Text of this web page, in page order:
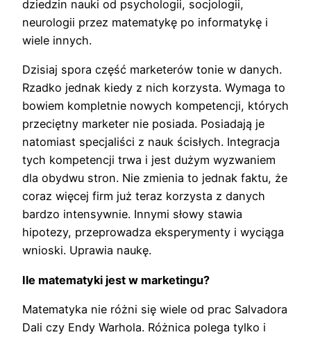
dziedzin nauki od psychologii, socjologii,
neurologii przez matematykę po informatykę i
wiele innych.
Dzisiaj spora część marketerów tonie w danych.
Rzadko jednak kiedy z nich korzysta. Wymaga to
bowiem kompletnie nowych kompetencji, których
przeciętny marketer nie posiada. Posiadają je
natomiast specjaliści z nauk ścisłych. Integracja
tych kompetencji trwa i jest dużym wyzwaniem
dla obydwu stron. Nie zmienia to jednak faktu, że
coraz więcej firm już teraz korzysta z danych
bardzo intensywnie. Innymi słowy stawia
hipotezy, przeprowadza eksperymenty i wyciąga
wnioski. Uprawia naukę.
Ile matematyki jest w marketingu?
Matematyka nie różni się wiele od prac Salvadora
Dali czy Endy Warhola. Różnica polega tylko i